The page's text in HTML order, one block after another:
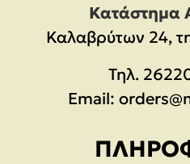
Κατάστημα
Καλαβρύτων 24,
Τηλ.
Email: